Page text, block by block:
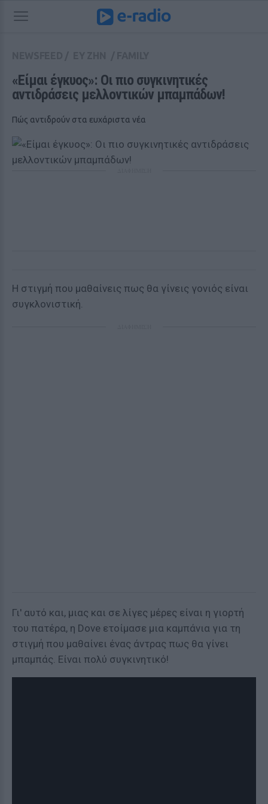
«Eίμαι έγκυος»: Οι πιο συγκινητικές
αντιδράσεις μελλοντικών μπαμπάδων!
Πώς αντιδρούν στα ευχάριστα νέα
Η στιγμή που μαθαίνεις πως θα γίνεις γονιός είναι
συγκλονιστική.
Γι' αυτό και, μιας και σε λίγες μέρες είναι η γιορτή
του πατέρα, η Dove ετοίμασε μια καμπάνια για τη
στιγμή που μαθαίνει ένας άντρας πως θα γίνει
μπαμπάς. Είναι πολύ συγκινητικό!